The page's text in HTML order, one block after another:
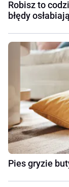
Robisz to
błędy
Pies gryzie